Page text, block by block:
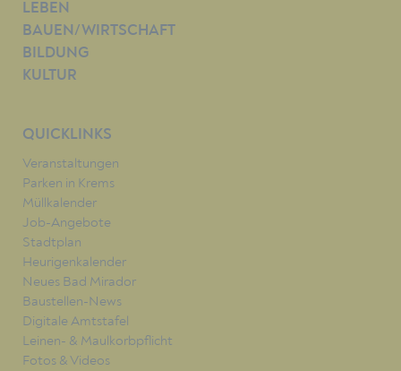
LEBEN
BAUEN/WIRTSCHAFT
BILDUNG
KULTUR
QUICKLINKS
Veranstaltungen
Parken in Krems
Müllkalender
Job-Angebote
Stadtplan
Heurigenkalender
Neues Bad Mirador
Baustellen-News
Digitale Amtstafel
Leinen- & Maulkorbpflicht
Fotos & Videos